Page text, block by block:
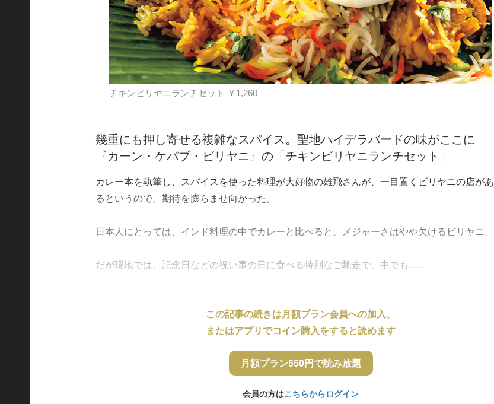
チキンビリヤニランチセット ￥1,260
幾重にも押し寄せる複雑なスパイス。聖地ハイデラバードの味がここに
『カーン・ケバブ・ビリヤニ』の「チキンビリヤニランチセット」
カレー本を執筆し、スパイスを使った料理が大好物の雄飛さんが、一目置くビリヤニの店があ
るというので、期待を膨らませ向かった。
日本人にとっては、インド料理の中でカレーと比べると、メジャーさはやや欠けるビリヤニ。
だが現地では、記念日などの祝い事の日に食べる特別なご馳走で、中でも......
この記事の続きは月額プラン会員への加入、
またはアプリでコイン購入をすると読めます
月額プラン550円で読み放題
会員の方はこちらからログイン